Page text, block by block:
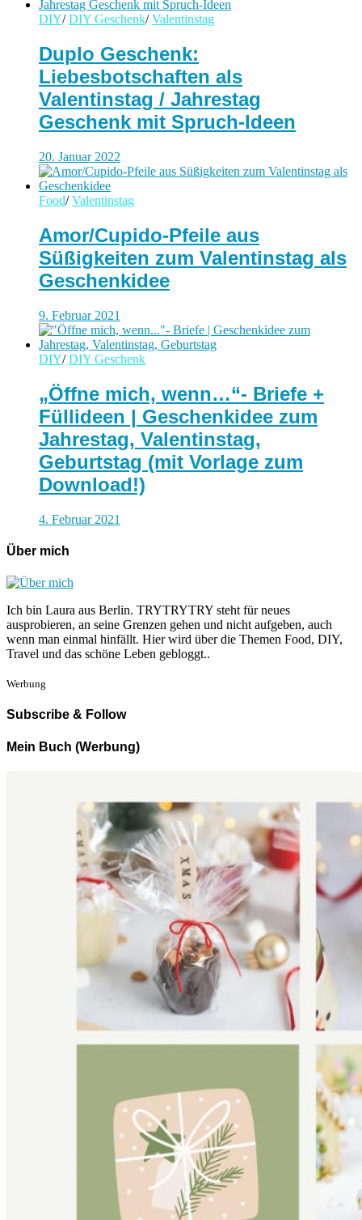
DIY/ DIY Geschenk/ Valentinstag
Duplo Geschenk:
Liebesbotschaften als
Valentinstag / Jahrestag
Geschenk mit Spruch-Ideen
20. Januar 2022
Food/ Valentinstag
Amor/Cupido-Pfeile aus
Süßigkeiten zum Valentinstag als
Geschenkidee
9. Februar 2021
DIY/ DIY Geschenk
„Öffne mich, wenn…“- Briefe +
Füllideen | Geschenkidee zum
Jahrestag, Valentinstag,
Geburtstag (mit Vorlage zum
Download!)
4. Februar 2021
Über mich
Ich bin Laura aus Berlin. TRYTRYTRY steht für neues
ausprobieren, an seine Grenzen gehen und nicht aufgeben, auch
wenn man einmal hinfällt. Hier wird über die Themen Food, DIY,
Travel und das schöne Leben gebloggt..
Werbung
Subscribe & Follow
Mein Buch (Werbung)